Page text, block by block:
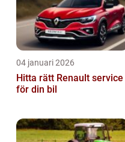
04 januari 2026
Hitta rätt Renault service
för din bil